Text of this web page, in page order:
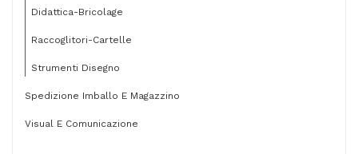
Didattica-Bricolage
Raccoglitori-Cartelle
Strumenti Disegno
Spedizione Imballo E Magazzino
Visual E Comunicazione